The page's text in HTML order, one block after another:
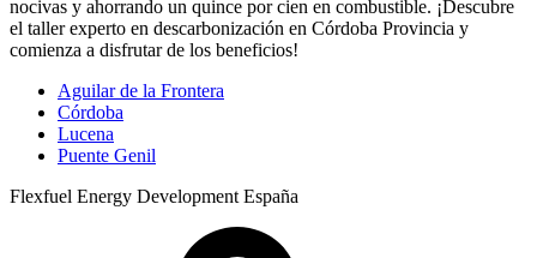
nocivas y ahorrando un quince por cien en combustible. ¡Descubre
el taller experto en descarbonización en Córdoba Provincia y
comienza a disfrutar de los beneficios!
Aguilar de la Frontera
Córdoba
Lucena
Puente Genil
Flexfuel Energy Development España